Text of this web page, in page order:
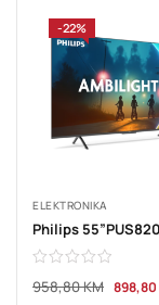
-22%
ELEKTRONIKA
958,80KM 898,80